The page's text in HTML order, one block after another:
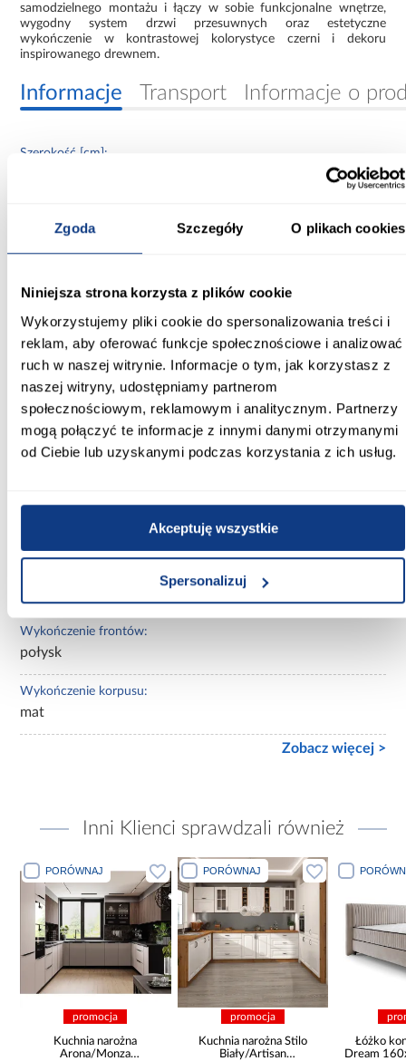
Zgoda Szczegóły O plikach cookies
Niniejsza strona korzysta z plików cookie
Wykorzystujemy pliki cookie do spersonalizowania treści i
reklam, aby oferować funkcje społecznościowe i analizować
ruch w naszej witrynie. Informacje o tym, jak korzystasz z
naszej witryny, udostępniamy partnerom
społecznościowym, reklamowym i analitycznym. Partnerzy
mogą połączyć te informacje z innymi danymi otrzymanymi
od Ciebie lub uzyskanymi podczas korzystania z ich usług.
Akceptuję wszystkie
Spersonalizuj
samodzielnego montażu i łączy w sobie funkcjonalne wnętrze,
wygodny system drzwi przesuwnych oraz estetyczne
wykończenie w kontrastowej kolorystyce czerni i dekoru
inspirowanego drewnem.
Informacje Transport Informacje o
Szerokość [cm]:
60.00
235.20
Kolor frontów:
artisan/czarny
Kolor korpusu:
czarny
Wybarwienie:
Lustro:
Wykończenie frontów:
połysk
Wykończenie korpusu:
mat
Zobacz więcej >
Inni Klienci sprawdzali również
PORÓWNAJ
promocja
Kuchnia narożna
Arona/Monza
PORÓWNAJ
promocja
Kuchnia narożna Stilo
Biały/Artisan
Łóżko
Dream